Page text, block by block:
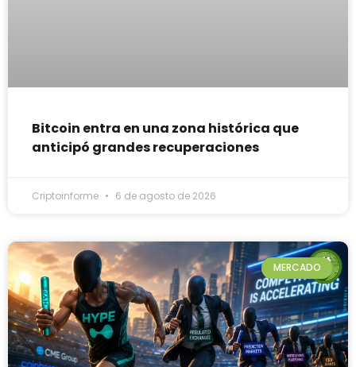
Bitcoin entra en una zona histórica que
anticipó grandes recuperaciones
Criptoinforme 6 de agosto de 2026
MERCADO